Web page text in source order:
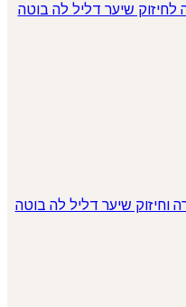
לחיזוק שיער דליל לה בוטה
וחיזוק שיער דליל לה בוטה